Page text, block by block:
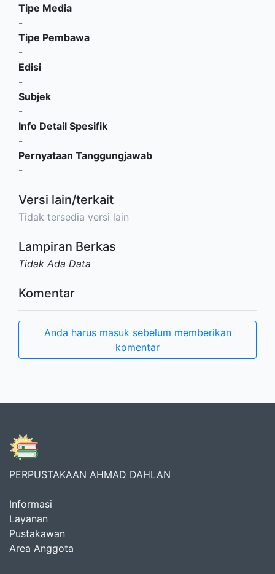
Tipe Media
-
Tipe Pembawa
-
Edisi
-
Subjek
-
Info Detail Spesifik
-
Pernyataan Tanggungjawab
-
Versi lain/terkait
Tidak tersedia versi lain
Lampiran Berkas
Tidak Ada Data
Komentar
Anda harus masuk sebelum memberikan
komentar
PERPUSTAKAAN AHMAD DAHLAN
Informasi
Layanan
Pustakawan
Area Anggota